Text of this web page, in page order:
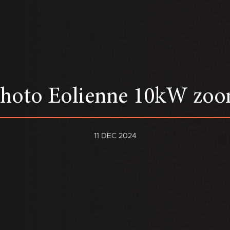
Eolienne 10kW
11 DEC 2024